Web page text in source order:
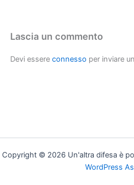
Lascia un commento
Devi essere connesso per inviare
Copyright © 2026 Un'altra difesa è
WordPress